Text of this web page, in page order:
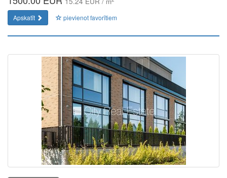
Apskatīt pievienot favorītiem